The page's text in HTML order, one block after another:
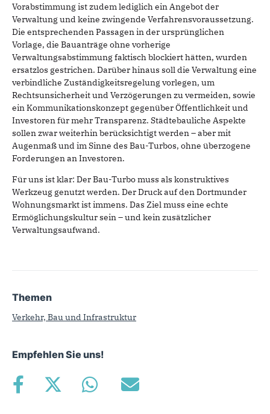
Vorabstimmung ist zudem lediglich ein Angebot der
Verwaltung und keine zwingende Verfahrensvoraussetzung.
Die entsprechenden Passagen in der ursprünglichen
Vorlage, die Bauanträge ohne vorherige
Verwaltungsabstimmung faktisch blockiert hätten, wurden
ersatzlos gestrichen. Darüber hinaus soll die Verwaltung eine
verbindliche Zuständigkeitsregelung vorlegen, um
Rechtsunsicherheit und Verzögerungen zu vermeiden, sowie
ein Kommunikationskonzept gegenüber Öffentlichkeit und
Investoren für mehr Transparenz. Städtebauliche Aspekte
sollen zwar weiterhin berücksichtigt werden – aber mit
Augenmaß und im Sinne des Bau-Turbos, ohne überzogene
Forderungen an Investoren.
Für uns ist klar: Der Bau-Turbo muss als konstruktives
Werkzeug genutzt werden. Der Druck auf den Dortmunder
Wohnungsmarkt ist immens. Das Ziel muss eine echte
Ermöglichungskultur sein – und kein zusätzlicher
Verwaltungsaufwand.
Themen
Verkehr, Bau und Infrastruktur
Empfehlen Sie uns!